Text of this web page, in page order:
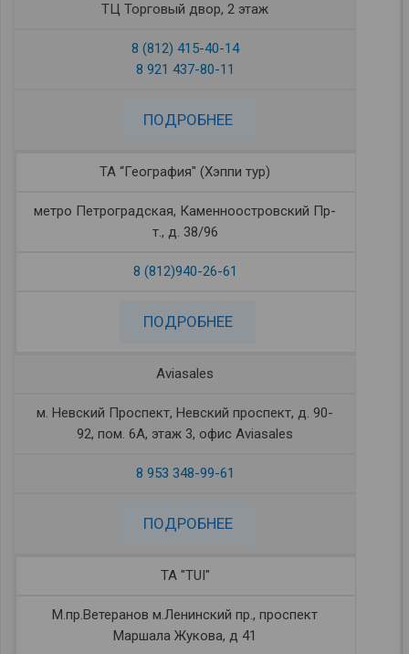
ТЦ Торговый двор, 2 этаж
8 (812) 415-40-14
8 921 437-80-11
ПОДРОБНЕЕ
ТА “География" (Хэппи тур)
метро Петроградская, Каменноостровский Пр-
т., д. 38/96
8 (812)940-26-61
ПОДРОБНЕЕ
Aviasales
м. Невский Проспект, Невский проспект, д. 90-
92, пом. 6А, этаж 3, офис Aviasales
8 953 348-99-61
ПОДРОБНЕЕ
ТА "TUI"
М.пр.Ветеранов м.Ленинский пр., проспект
Маршала Жукова, д 41